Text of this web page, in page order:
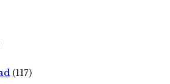
(117)